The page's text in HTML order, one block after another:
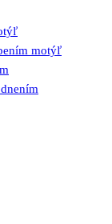
motýľ